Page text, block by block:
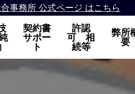
事務所 公式ページ はこちら
契約書
サポー
ト
許認
可 相
続等
弊所
要